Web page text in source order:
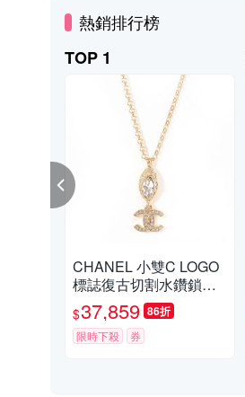
熱銷排行榜
TOP 1
CHANEL 小雙C LOGO
標誌復古切割水鑽鎖骨
鍊/項鍊(金)
$37,859 86折
限時下殺 券